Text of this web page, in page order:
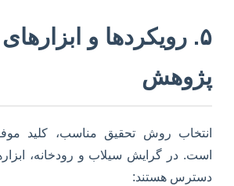
۵. رویکردها و
پژوهش
انتخاب روش تحقیق مناسب، کلید
است. در گرایش سیلاب و رودخانه،
دسترس هستند: